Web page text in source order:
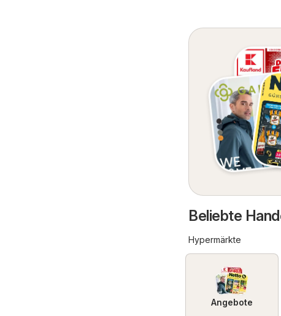
Beliebte
Hypermärkte
Angebote